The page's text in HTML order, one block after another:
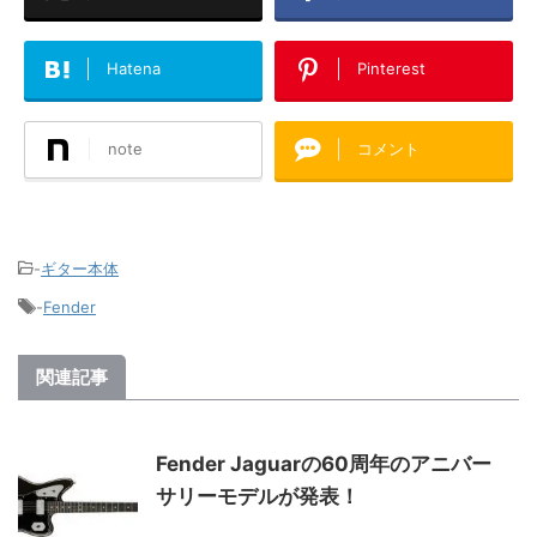
Hatena Pinterest
note コメント
-ギター本体
-Fender
関連記事
Fender Jaguarの60周年のアニバー
サリーモデルが発表！